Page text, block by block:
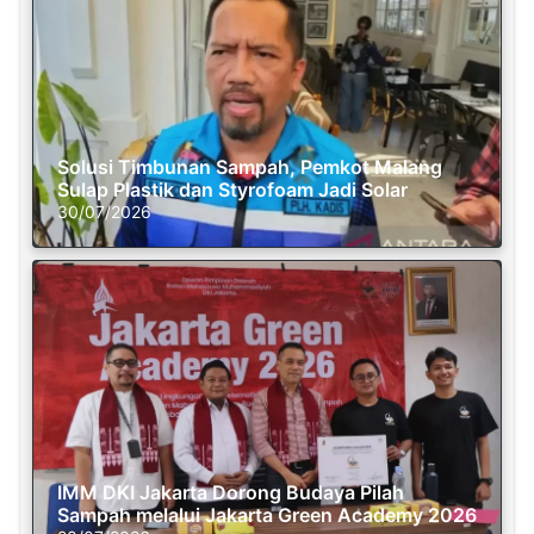
Solusi Timbunan Sampah, Pemkot Malang
Sulap Plastik dan Styrofoam Jadi Solar
30/07/2026
IMM DKI Jakarta Dorong Budaya Pilah
Sampah melalui Jakarta Green Academy 2026